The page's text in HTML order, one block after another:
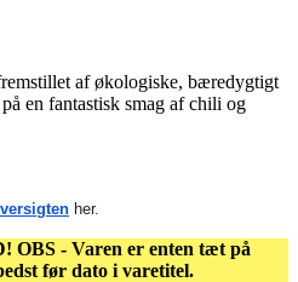
af økologiske, bæredygtigt
en fantastisk smag af chili og
her.
- Varen er enten tæt på
før dato i varetitel.